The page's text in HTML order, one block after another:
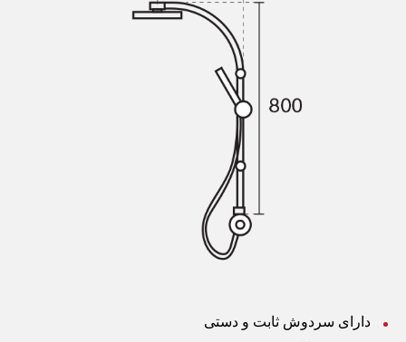
دارای سردوش ثابت و دستی